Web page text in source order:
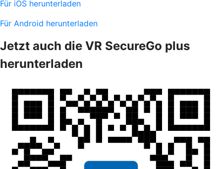
Für iOS herunterladen
Für Android herunterladen
Jetzt auch die VR SecureGo plus
herunterladen